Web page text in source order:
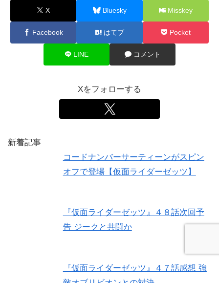
X Bluesky Misskey
Facebook はてブ Pocket
LINE コメント
Xをフォローする
新着記事
コードナンバーサーティーンがスピン
オフで登場【仮面ライダーゼッツ】
『仮面ライダーゼッツ』４８話次回予
告 ジークと共闘か
『仮面ライダーゼッツ』４７話感想 強